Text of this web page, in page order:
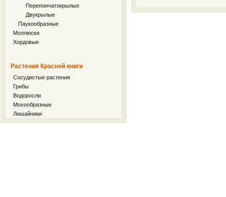
Перепончатокрылые
Двукрылые
Паукообразные
Моллюски
Хордовые
Растения Красной книги
Сосудистые растения
Грибы
Водоросли
Мохообразные
Лишайники